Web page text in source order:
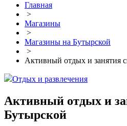
Главная
>
Магазины
>
Магазины на Бутырской
>
Активный отдых и занятия
Отдых и развлечения
Активный отдых и
Бутырской